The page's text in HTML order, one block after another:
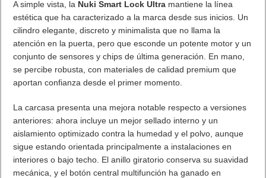
A simple vista, la Nuki Smart Lock Ultra mantiene la línea
estética que ha caracterizado a la marca desde sus inicios. Un
cilindro elegante, discreto y minimalista que no llama la
atención en la puerta, pero que esconde un potente motor y un
conjunto de sensores y chips de última generación. En mano,
se percibe robusta, con materiales de calidad premium que
aportan confianza desde el primer momento.
La carcasa presenta una mejora notable respecto a versiones
anteriores: ahora incluye un mejor sellado interno y un
aislamiento optimizado contra la humedad y el polvo, aunque
sigue estando orientada principalmente a instalaciones en
interiores o bajo techo. El anillo giratorio conserva su suavidad
mecánica, y el botón central multifunción ha ganado en